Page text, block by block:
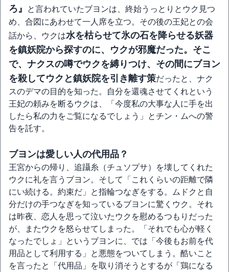
ろ』
と言われていたブヨンは、終始うっとりとウク見つ
め、合図にあわせて一人席を立つ。その後の王妃との会
話から、ウクは水を枯らせて氷の石を降らせる妖器
を鎮妖院から探すのに、ウクが邪魔だった。そこ
で、ナクスの噂でウクを縛りつけ、その間にブヨン
を殺してウクと鎮妖院を引き離す策だったと、ナク
スのデマの目的を知った。自分を還魂させてくれという
王妃の頼みを断るウクは、「今度私の大事な人に手を出
したら私の力をご覧になるでしょう」とチン・ムへの警
告を託す。
ブヨンは愛しい人の代用品？
王宮からの帰り、追躡糸（チュソプサ）を壊してくれた
ウクに礼を言うブヨン。そして「これくらいの距離で隣
にい続ける。約束だ」と指輪つなぎをする。ムドクと自
分だけの手つなぎを知っているブヨンに驚くウク。それ
は昨夜、恋人を思って泣いたウクを慰めるつもりだった
が、またウクを怒らせてしまった。「それでも心が軽く
なったでしょ」というブヨンに、では「今後もお前を代
用品として利用する」と悪態をついてしまう。酷いこと
を言ったと「代用品」を取り消そうとするが「鶏になる